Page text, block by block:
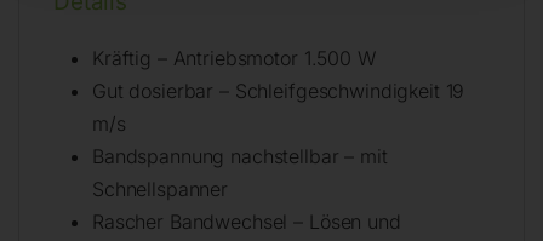
Kräftig – Antriebsmotor 1.500 W
Gut dosierbar – Schleifgeschwindigkeit 19
m/s
Bandspannung nachstellbar – mit
Schnellspanner
Rascher Bandwechsel – Lösen und